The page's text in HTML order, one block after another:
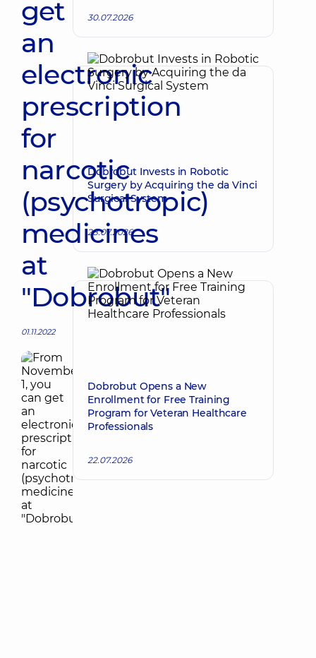
get
an
electronic
prescription
for
narcotic
(psychotropic)
medicines
at
"Dobrobut"
01.11.2022
30.07.2026
Dobrobut Invests in Robotic
Surgery by Acquiring the da Vinci
Surgical System
28.07.2026
Dobrobut Opens a New
Enrollment for Free Training
Program for Veteran Healthcare
Professionals
22.07.2026